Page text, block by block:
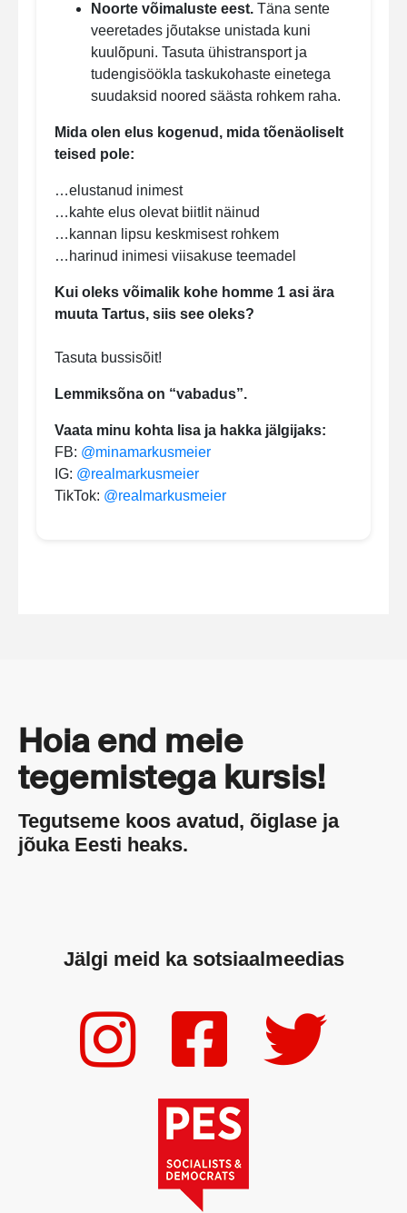
Noorte võimaluste eest. Täna sente
veeretades jõutakse unistada kuni
kuulõpuni. Tasuta ühistransport ja
tudengisöökla taskukohaste einetega
suudaksid noored säästa rohkem raha.
Mida olen elus kogenud, mida tõenäoliselt
teised pole:
…elustanud inimest
…kahte elus olevat biitlit näinud
…kannan lipsu keskmisest rohkem
…harinud inimesi viisakuse teemadel
Kui oleks võimalik kohe homme 1 asi ära
muuta Tartus, siis see oleks?
Tasuta bussisõit!
Lemmiksõna on “vabadus”.
Vaata minu kohta lisa ja hakka jälgijaks:
FB: @minamarkusmeier
IG: @realmarkusmeier
TikTok: @realmarkusmeier
Hoia end meie
tegemistega kursis!
Tegutseme koos avatud, õiglase ja
jõuka Eesti heaks.
Jälgi meid ka sotsiaalmeedias